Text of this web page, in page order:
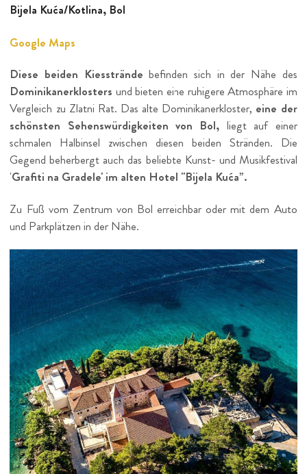
Bijela Kuća/Kotlina, Bol
Google Maps
Diese beiden Kiessträndebefinden sich in der Nähe des
Dominikanerklosters und bieten eine ruhigere Atmosphäre im
Vergleich zu Zlatni Rat. Das alte Dominikanerkloster, eine der
schönsten Sehenswürdigkeiten von Bol, liegt auf einer
schmalen Halbinsel zwischen diesen beiden Stränden. Die
Gegend beherbergt auch das beliebte Kunst- und Musikfestival
'Grafiti na Gradele' im alten Hotel "Bijela Kuća”.
Zu Fuß vom Zentrum von Bol erreichbar oder mit dem Auto
und Parkplätzen in der Nähe.